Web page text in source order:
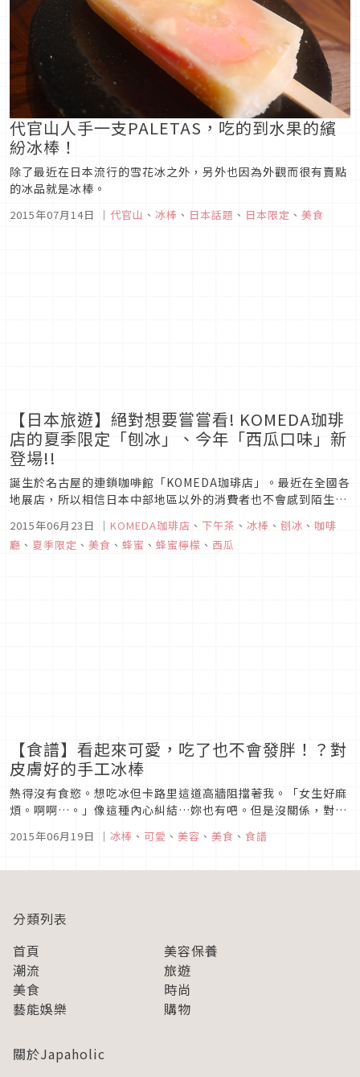
代官山人手一支PALETAS，吃的到水果的繽
紛冰棒！
除了最近在日本流行的雪花冰之外，另外也因為外觀而很有賣點
的冰品就是冰棒。
2015年07月14日 ｜ 代官山 、 冰棒 、 日本話題 、 日本限定 、 美食
【日本旅遊】絕對想要嘗嘗看! KOMEDA珈琲
店的夏季限定「刨冰」、今年「西瓜口味」新
登場!!
誕生於名古屋的連鎖咖啡館「KOMEDA珈琲店」。最近在全國各
地展店，所以相信日本中部地區以外的消費者也不會感到陌生。
KOMEDA珈琲店在夏季慣例的商品就是「刨冰」！ 之前在板橋
區的板橋四葉店造訪時，雖然今年早已開始販售，但是一看到衝
撃性的菜單。讓人不加思索就想要點一客來試試！為大家介紹在
2015年06月23日 ｜ KOMEDA珈琲店 、 下午茶 、 冰棒 、 刨冰 、 咖啡
廳 、 夏季限定 、 美食 、 蜂蜜 、 蜂蜜檸檬 、 西瓜
【食譜】看起來可愛，吃了也不會發胖！？對
皮膚好的手工冰棒
熱得沒有食慾。想吃冰但卡路里這道高牆阻擋著我。「女生好麻
煩。啊啊…。」像這種內心糾結…妳也有吧。但是沒關係，對這
樣的妳來說，只要試著自己做好吃冰品就解決了！ 而且有一道
夢幻冰棒不但不含添加物，反而還對皮膚很好。我現在就來教妳
2015年06月19日 ｜ 冰棒 、 可愛 、 美容 、 美食 、 食譜
分類列表
首頁
美容保養
潮流
旅遊
美食
時尚
藝能娛樂
購物
關於Japaholic